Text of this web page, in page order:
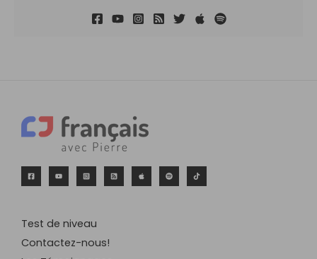
Test de niveau
Contactez-nous!